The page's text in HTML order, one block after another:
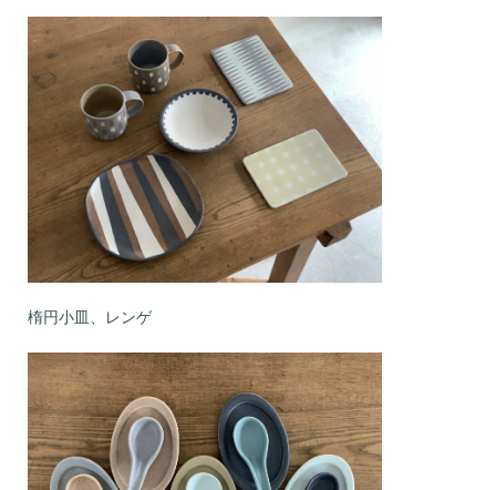
楕円小皿、レンゲ